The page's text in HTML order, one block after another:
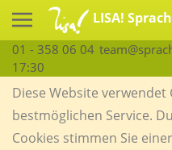
LISA!
01 - 358 06 04
17:30
Diese Website verwendet
bestmöglichen Service.
Cookies stimmen Sie